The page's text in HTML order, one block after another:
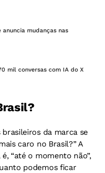
mudanças nas
mil conversas com IA do X
brasileiros da marca se
caro no Brasil?” A
“até o momento não”,
podemos ficar